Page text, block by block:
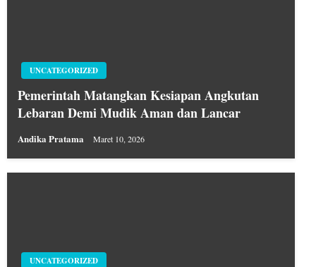
UNCATEGORIZED
Pemerintah Matangkan Kesiapan Angkutan
Lebaran Demi Mudik Aman dan Lancar
Andika Pratama Maret 10, 2026
UNCATEGORIZED